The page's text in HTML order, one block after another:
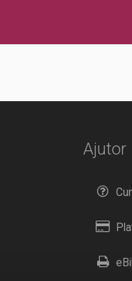
Ajutor